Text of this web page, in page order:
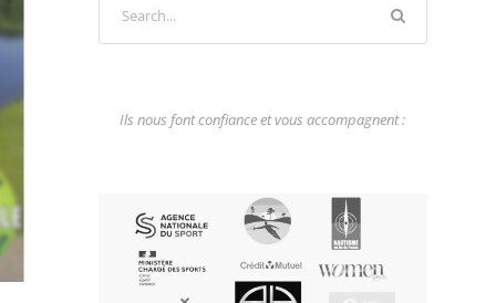
Ils nous font confiance et vous accompagnent :